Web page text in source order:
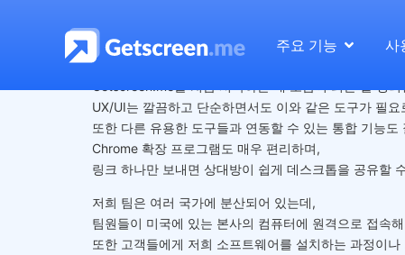
주요 기능 사
Samuel Klein
저는 이 도구의 단순한 구성이 매우 마음에 듭니다.
UX/UI는 깔끔하고 단순하면서도 이와 같은 도구가 필
또한 다른 유용한 도구들과 연동할 수 있는 통합 기능도
Chrome 확장 프로그램도 매우 편리하며,
링크 하나만 보내면 상대방이 쉽게 데스크톱을 공유할
저희 팀은 여러 국가에 분산되어 있는데,
팀원들이 미국에 있는 본사의 컴퓨터에 원격으로 접속
또한 고객들에게 저희 소프트웨어를 설치하는 과정이